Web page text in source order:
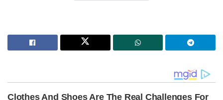
മുകളിലാണ് വായ്പയെങ്കിൽ 75 ശതമാനം പരിധിയും
നിശ്ചയിച്ചു. ഈ മാറ്റങ്ങൾ 2026 ഏപ്രിൽ ഒന്നു മുതൽ